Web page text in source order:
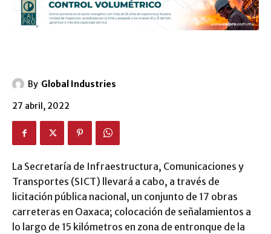
By Global Industries
27 abril, 2022
La Secretaría de Infraestructura, Comunicaciones y
Transportes (SICT) llevará a cabo, a través de
licitación pública nacional, un conjunto de 17 obras
carreteras en Oaxaca; colocación de señalamientos a
lo largo de 15 kilómetros en zona de entronque de la